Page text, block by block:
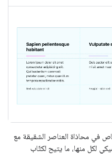
في محاذاة العناصر الشقيقة مع
لكل منها، ما يتيح لكتّاب